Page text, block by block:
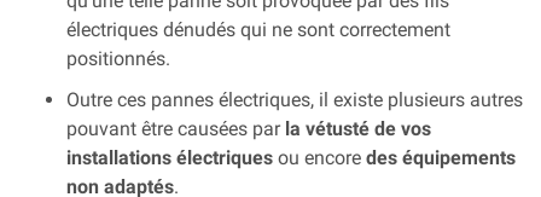
électriques dénudés qui ne sont correctement
positionnés.
Outre ces pannes électriques, il existe plusieurs autres
pouvant être causées par la vétusté de vos
installations électriques ou encore des équipements
non adaptés.